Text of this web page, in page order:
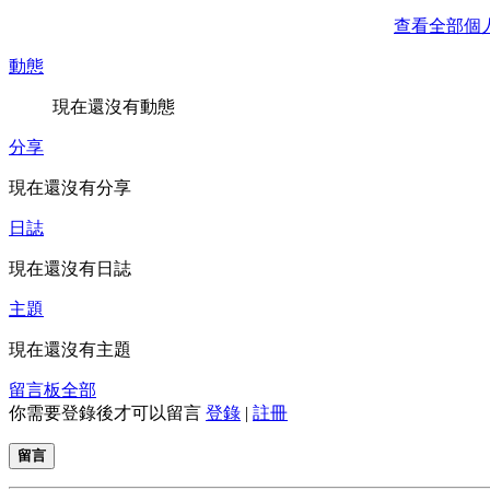
查看全部個
動態
現在還沒有動態
分享
現在還沒有分享
日誌
現在還沒有日誌
主題
現在還沒有主題
留言板全部
你需要登錄後才可以留言 登錄 | 註冊
留言